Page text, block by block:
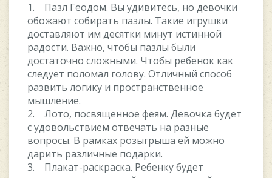
1. Пазл Геодом. Вы удивитесь, но девочки
обожают собирать пазлы. Такие игрушки
доставляют им десятки минут истинной
радости. Важно, чтобы пазлы были
достаточно сложными. Чтобы ребенок как
следует поломал голову. Отличный способ
развить логику и пространственное
мышление.
2. Лото, посвященное феям. Девочка будет
с удовольствием отвечать на разные
вопросы. В рамках розыгрыша ей можно
дарить различные подарки.
3. Плакат-раскраска. Ребенку будет